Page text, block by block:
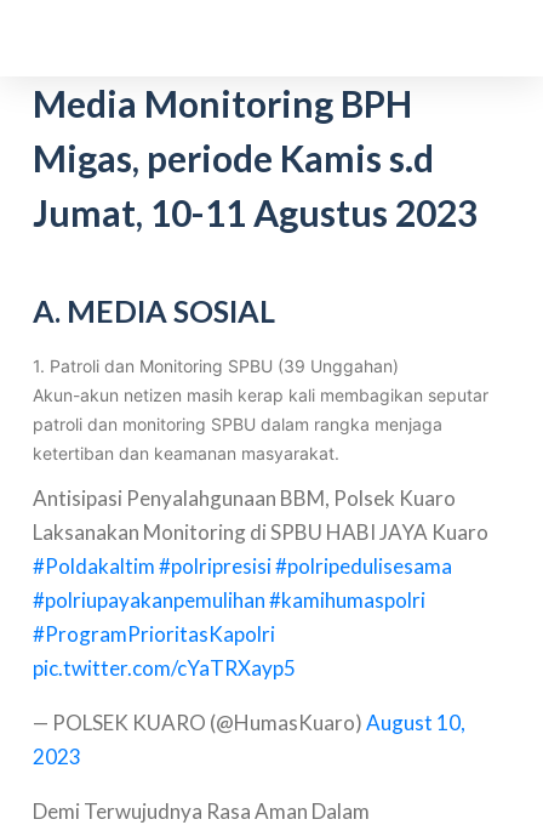
p
o
e
n
Media Monitoring BPH
Migas, periode Kamis s.d
Jumat, 10-11 Agustus 2023
A. MEDIA SOSIAL
1. Patroli dan Monitoring SPBU (39 Unggahan)
Akun-akun netizen masih kerap kali membagikan seputar
patroli dan monitoring SPBU dalam rangka menjaga
ketertiban dan keamanan masyarakat.
Antisipasi Penyalahgunaan BBM, Polsek Kuaro
Laksanakan Monitoring di SPBU HABI JAYA Kuaro
#Poldakaltim#polripresisi#polripedulisesama
#polriupayakanpemulihan#kamihumaspolri
#ProgramPrioritasKapolri
pic.twitter.com/cYaTRXayp5
— POLSEK KUARO (@HumasKuaro)August 10,
2023
Demi Terwujudnya Rasa Aman Dalam